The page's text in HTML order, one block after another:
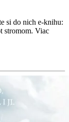
si do nich e-knihu:
stromom. Viac